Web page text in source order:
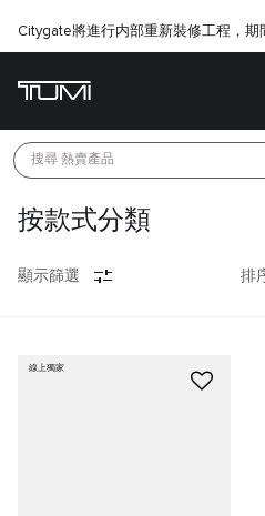
Citygate將進行内部重新裝修工程，期
搜尋 熱賣產品
按款式分類
顯示篩選 排
線上獨家